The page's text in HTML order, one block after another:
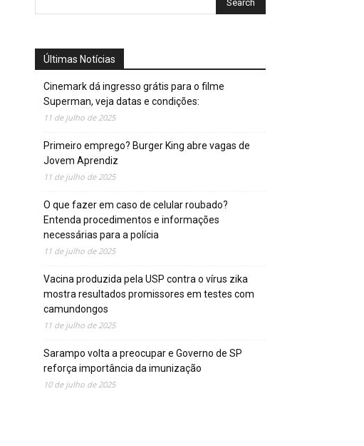
Últimas Notícias
Cinemark dá ingresso grátis para o filme
Superman, veja datas e condições:
11 de julho de 2025
Primeiro emprego? Burger King abre vagas de
Jovem Aprendiz
11 de julho de 2025
O que fazer em caso de celular roubado?
Entenda procedimentos e informações
necessárias para a polícia
11 de julho de 2025
Vacina produzida pela USP contra o vírus zika
mostra resultados promissores em testes com
camundongos
11 de julho de 2025
Sarampo volta a preocupar e Governo de SP
reforça importância da imunização
10 de julho de 2025